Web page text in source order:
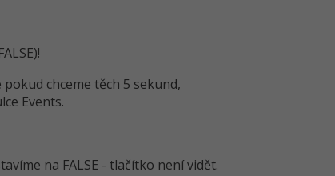
chceme těch 5 sekund,
Events.
na FALSE - tlačítko není vidět.